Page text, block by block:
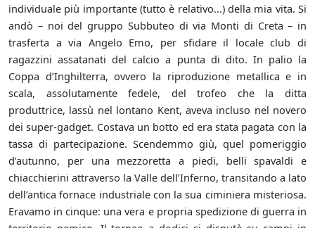
individuale più importante (tutto è relativo...) della mia vita. Si
andò – noi del gruppo Subbuteo di via Monti di Creta – in
trasferta a via Angelo Emo, per sfidare il locale club di
ragazzini assatanati del calcio a punta di dito. In palio la
Coppa d’Inghilterra, ovvero la riproduzione metallica e in
scala, assolutamente fedele, del trofeo che la ditta
produttrice, lassù nel lontano Kent, aveva incluso nel novero
dei super-gadget. Costava un botto ed era stata pagata con la
tassa di partecipazione. Scendemmo giù, quel pomeriggio
d’autunno, per una mezzoretta a piedi, belli spavaldi e
chiacchierini attraverso la Valle dell’Inferno, transitando a lato
dell’antica fornace industriale con la sua ciminiera misteriosa.
Eravamo in cinque: una vera e propria spedizione di guerra in